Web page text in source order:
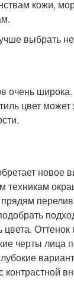
кожи,
выбрать
очень
цвет
новое
техникам
цвета.
черты лица
контрастной